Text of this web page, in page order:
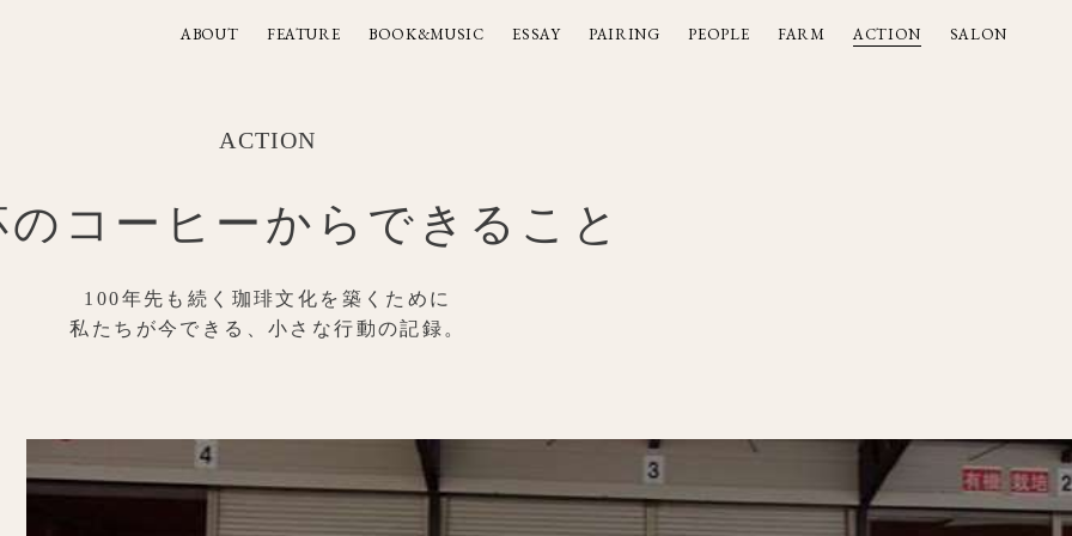
ABOUT FEATURE BOOK&MUSIC ESSAY PAIRING PEOPLE FARM ACTION SALON
ABOUT FEATURE BOOK&MUSIC ESSAY PAIRING PEOPLE FARM ACTION SALON
ACTION
のコーヒーからできること
100年先も続く珈琲文化を築くために
私たちが今できる、小さな行動の記録。